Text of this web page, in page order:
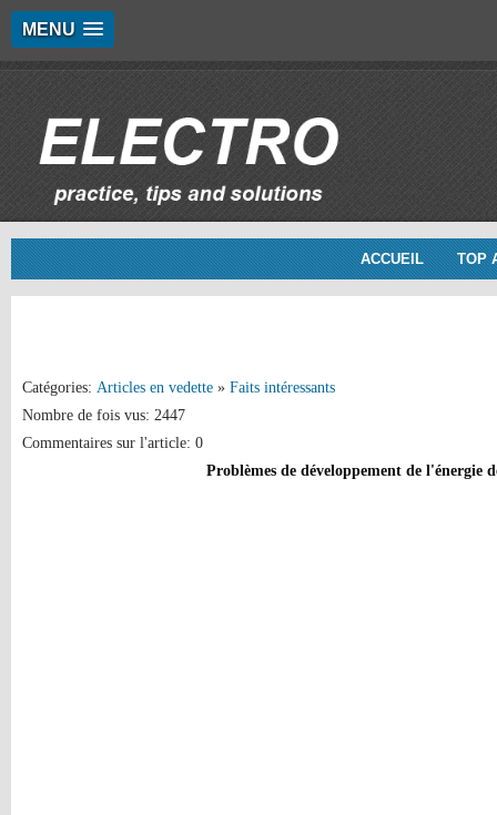
MENU
ACCUEIL TOP
Catégories: Articles en vedette » Faits intéressants
Nombre de fois vus: 2447
Commentaires sur l'article: 0
Problèmes de développement de l'énergie